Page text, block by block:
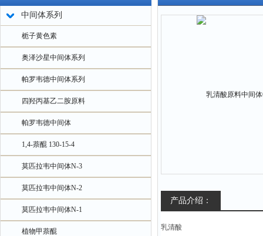
中间体系列
栀子黄色素
奥泽沙星中间体系列
帕罗韦德中间体系列
四羟丙基乙二胺原料
帕罗韦德中间体
1,4-萘醌 130-15-4
莫匹拉韦中间体N-3
莫匹拉韦中间体N-2
莫匹拉韦中间体N-1
植物甲萘醌
产品介绍：
乳清酸